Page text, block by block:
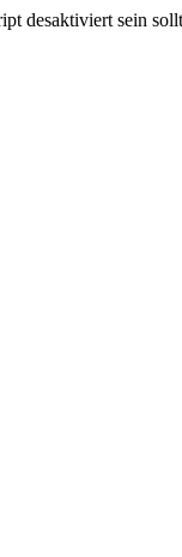
desaktiviert sein